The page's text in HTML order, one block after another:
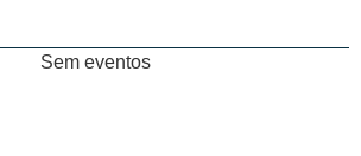
Sem eventos